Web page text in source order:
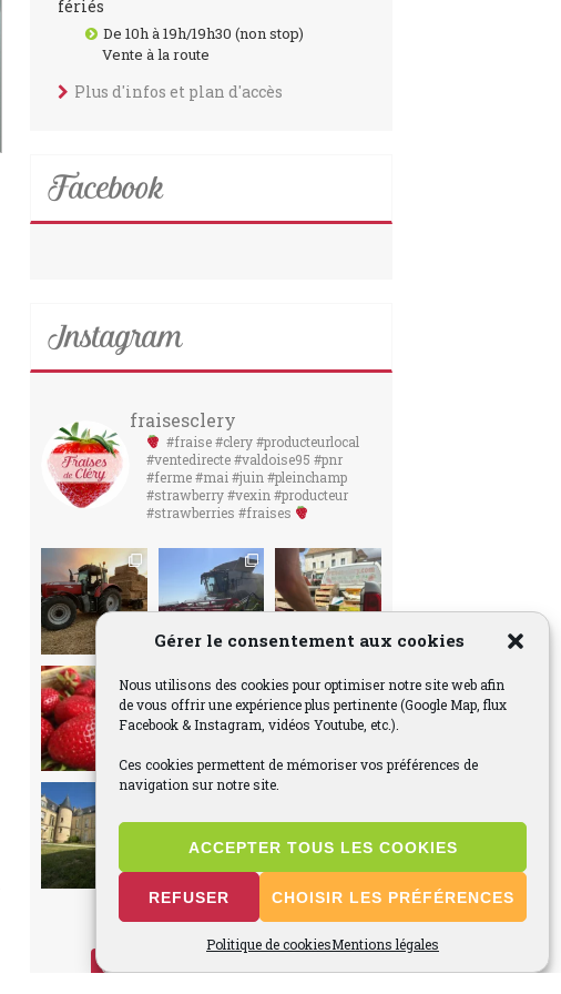
Gérer le consentement aux cookies
Nous utilisons des cookies pour optimiser notre site web afin
de vous offrir une expérience plus pertinente (Google Map, flux
Facebook & Instagram, vidéos Youtube, etc.).
Ces cookies permettent de mémoriser vos préférences de
navigation sur notre site.
ACCEPTER TOUS LES COOKIES
REFUSER CHOISIR LES PRÉFÉRENCES
Politique de cookiesMentions légales
fériés
De 10h à 19h/19h30 (non stop)
Vente à la route
Plus d'infos et plan d'accès
Facebook
Instagram
fraisesclery
#fraise #clery #producteurlocal
#ventedirecte #valdoise95 #pnr
#ferme #mai #juin #pleinchamp
#strawberry #vexin #producteur
#strawberries #fraises
Voir plus...